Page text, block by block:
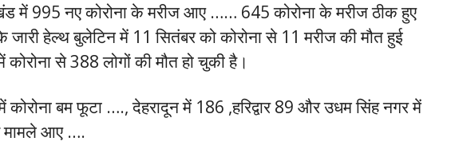
में 995 नए कोरोना के मरीज आए …… 645 कोरोना के मरीज ठीक हुए
जारी हेल्थ बुलेटिन में 11 सितंबर को कोरोना से 11 मरीज की मौत हुई
से 388 लोगों की मौत हो चुकी है।
कोरोना बम फूटा …., देहरादून में 186 ,हरिद्वार 89 और उधम सिंह नगर में
मामले आए ….